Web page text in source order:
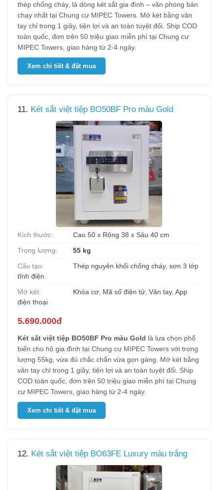
thép chống cháy, là dòng két sắt gia đình – văn phòng bán
chạy nhất tại Chung cư MIPEC Towers. Mở két bằng vân
tay chỉ trong 1 giây, tiện lợi và an toàn tuyệt đối. Ship COD
toàn quốc, đơn trên 50 triệu giao miễn phí tại Chung cư
MIPEC Towers, giao hàng từ 2-4 ngày.
Xem chi tiết & đặt mua
11. Két sắt việt tiệp BO50BF Pro màu Gold
Kích thước:
Cao 50 x Rộng 38 x Sâu 40 cm
Trọng lượng:
55 kg
Cấu tạo:
Thép nguyên khối chống cháy, sơn 3 lớp
tĩnh điện
Mở két:
Khóa cơ, Mã số điện tử, Vân tay, App
điện thoại
5.690.000đ
Két sắt việt tiệp BO50BF Pro màu Gold là lựa chọn phổ
biến cho hộ gia đình tại Chung cư MIPEC Towers với trọng
lượng 55kg, vừa đủ chắc chắn vừa gọn gàng. Mở két bằng
vân tay chỉ trong 1 giây, tiện lợi và an toàn tuyệt đối. Ship
COD toàn quốc, đơn trên 50 triệu giao miễn phí tại Chung
cư MIPEC Towers, giao hàng từ 2-4 ngày.
Xem chi tiết & đặt mua
12. Két sắt việt tiệp BO63FE Luxury màu trắng